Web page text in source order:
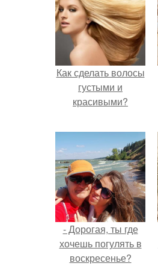
Как сделать волосы
густыми и
красивыми?
- Дорогая, ты где
хочешь погулять в
воскресенье?